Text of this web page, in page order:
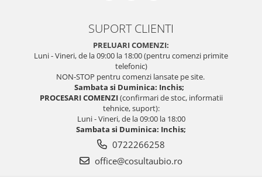
SUPORT CLIENTI
PRELUARI COMENZI:
Luni - Vineri, de la 09:00 la 18:00 (pentru comenzi primite
telefonic)
NON-STOP pentru comenzi lansate pe site.
Sambata si Duminica: Inchis;
PROCESARI COMENZI(confirmari de stoc, informatii
tehnice, suport):
Luni - Vineri, de la 09:00 la 18:00
Sambata si Duminica: Inchis;
0722266258
office@cosultaubio.ro